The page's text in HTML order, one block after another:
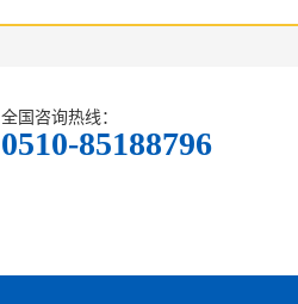
全国咨询热线：
0510-85188796